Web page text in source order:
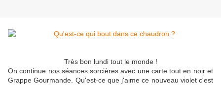
Très bon lundi tout le monde !
On continue nos séances sorcières avec une carte tout en noir et
Grappe Gourmande. Qu'est-ce que j'aime ce nouveau violet c'est